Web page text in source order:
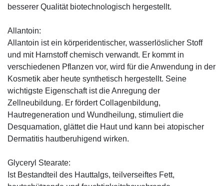
besserer Qualität biotechnologisch hergestellt.
Allantoin:
Allantoin ist ein körperidentischer, wasserlöslicher Stoff
und mit Harnstoff chemisch verwandt. Er kommt in
verschiedenen Pflanzen vor, wird für die Anwendung in der
Kosmetik aber heute synthetisch hergestellt. Seine
wichtigste Eigenschaft ist die Anregung der
Zellneubildung. Er fördert Collagenbildung,
Hautregeneration und Wundheilung, stimuliert die
Desquamation, glättet die Haut und kann bei atopischer
Dermatitis hautberuhigend wirken.
Glyceryl Stearate:
Ist Bestandteil des Hauttalgs, teilverseiftes Fett,